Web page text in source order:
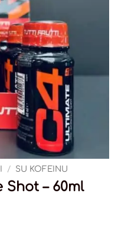
/ SU KOFEINU
– 60ml